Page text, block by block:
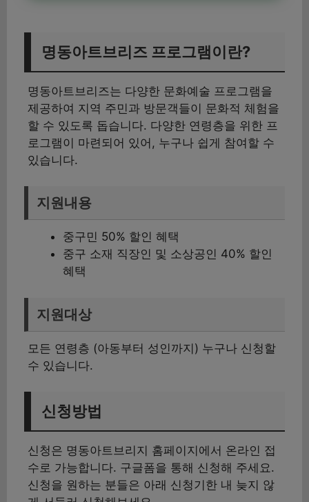
명동아트브리즈 프로그램이란?
명동아트브리즈는 다양한 문화예술 프로그램을
제공하여 지역 주민과 방문객들이 문화적 체험을
할 수 있도록 돕습니다. 다양한 연령층을 위한 프
로그램이 마련되어 있어, 누구나 쉽게 참여할 수
있습니다.
지원내용
중구민 50% 할인 혜택
중구 소재 직장인 및 소상공인 40% 할인
혜택
지원대상
모든 연령층 (아동부터 성인까지) 누구나 신청할
수 있습니다.
신청방법
신청은 명동아트브리지 홈페이지에서 온라인 접
수로 가능합니다. 구글폼을 통해 신청해 주세요.
신청을 원하는 분들은 아래 신청기한 내 늦지 않